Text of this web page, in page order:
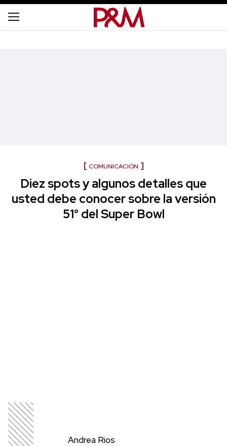
COMUNICACIÓN
Diez spots y algunos detalles que
usted debe conocer sobre la versión
51° del Super Bowl
Andrea Rios